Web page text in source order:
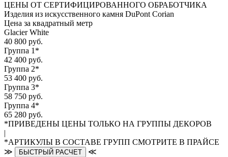
ЦЕНЫ ОТ СЕРТИФИЦИРОВАННОГО ОБРАБОТЧИКА
Изделия из искусственного камня DuPont Corian
Цена за квадратный метр
Glacier White
40 800 руб.
Группа 1*
42 400 руб.
Группа 2*
53 400 руб.
Группа 3*
58 750 руб.
Группа 4*
65 280 руб.
*ПРИВЕДЕНЫ ЦЕНЫ ТОЛЬКО НА ГРУППЫ ДЕКОРОВ
|
*АРТИКУЛЫ В СОСТАВЕ ГРУПП СМОТРИТЕ В ПРАЙСЕ
≫
БЫСТРЫЙ РАСЧЕТ ≪